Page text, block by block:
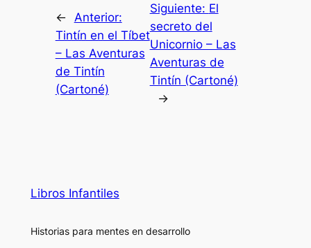
←
Anterior:
Tintín en el Tíbet
– Las Aventuras
de Tintín
(Cartoné)
Siguiente: El
secreto del
Unicornio – Las
Aventuras de
Tintín (Cartoné)
→
Libros Infantiles
Historias para mentes en desarrollo